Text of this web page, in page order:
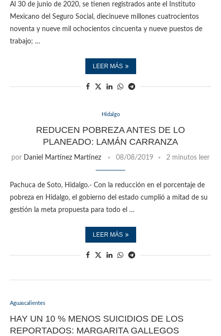
Al 30 de junio de 2020, se tienen registrados ante el Instituto
Mexicano del Seguro Social, diecinueve millones cuatrocientos
noventa y nueve mil ochocientos cincuenta y nueve puestos de
trabajo; …
LEER MÁS
Hidalgo
REDUCEN POBREZA ANTES DE LO
PLANEADO: LAMÁN CARRANZA
por Daniel Martínez Martínez 08/08/2019 2 minutos leer
Pachuca de Soto, Hidalgo.- Con la reducción en el porcentaje de
pobreza en Hidalgo, el gobierno del estado cumplió a mitad de su
gestión la meta propuesta para todo el …
LEER MÁS
Aguascalientes
HAY UN 10 % MENOS SUICIDIOS DE LOS
REPORTADOS: MARGARITA GALLEGOS